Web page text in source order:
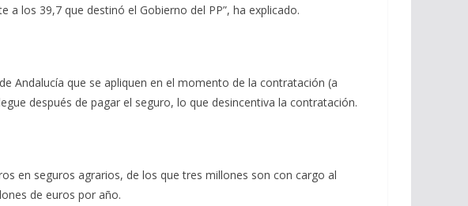
los 39,7 que destinó el Gobierno del PP”, ha explicado.
Andalucía que se apliquen en el momento de la contratación (a
después de pagar el seguro, lo que desincentiva la contratación.
en seguros agrarios, de los que tres millones son con cargo al
de euros por año.